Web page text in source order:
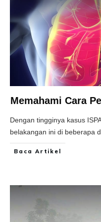
Memahami Cara
Dengan tingginya kasus
belakangan ini di beberapa
Baca Artikel